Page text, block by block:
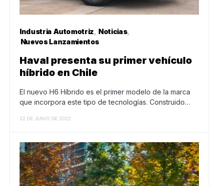
Industria Automotriz
Noticias
Nuevos Lanzamientos
Haval presenta su primer vehículo
híbrido en Chile
El nuevo H6 Híbrido es el primer modelo de la marca
que incorpora este tipo de tecnologías. Construido…
22 DE JUNIO DE 2022